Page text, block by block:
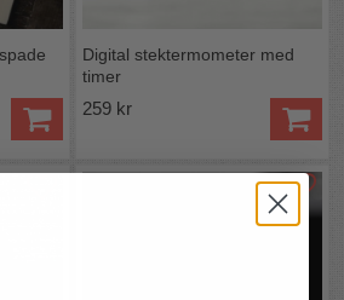
Digital stektermometer med
timer
259 kr